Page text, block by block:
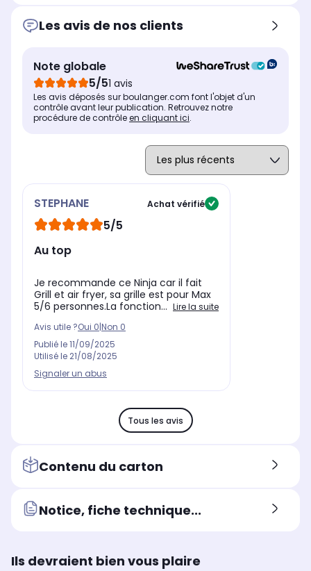
Oui
Dimensions l x h x p
28.2 x 40 x 42 cm
Oui
Les avis de nos clients
Note globale
5/51 avis
Les avis déposés sur boulanger.com font l'objet d'un
contrôle avant leur publication. Retrouvez notre
procédure de contrôleen cliquant ici.
STEPHANE Achat vérifié
5/5
Au top
Je recommande ce Ninja car il fait
Grill et air fryer, sa grille est pour Max
5/6 personnes.La fonction... Lire la suite
Avis utile ?Oui 0|Non 0
Publié le11/09/2025
Utilisé le 21/08/2025
Signaler un abus
Tous les avis
Contenu du carton
Notice, fiche technique...
Ils devraient bien vous plaire